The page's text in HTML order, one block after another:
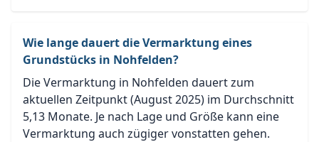
Wie lange dauert die Vermarktung eines
Grundstücks in Nohfelden?
Die Vermarktung in Nohfelden dauert zum
aktuellen Zeitpunkt (August 2025) im Durchschnitt
5,13 Monate. Je nach Lage und Größe kann eine
Vermarktung auch zügiger vonstatten gehen.